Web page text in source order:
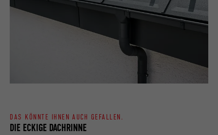
DIE ECKIGE DACHRINNE
DAS KÖNNTE IHNEN AUCH GEFALLEN.